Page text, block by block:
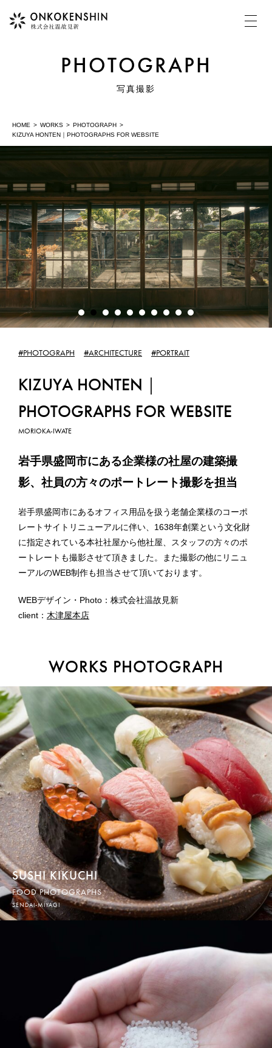
COMPANY
MOVIE
動画制作・映像制作
PHOTOGRAPH
写真撮影
WEB PRODUCTION
WEB制作
GRAPHIC DESIGN
SUBSCRIPTION
サブスクリプション
WORKS
制作実績
CONTACT
お問合せ／お見積りのご依頼
PHOTOGRAPH
写真撮影
HOME WORKS
PHOTOGRAPH
KIZUYA HONTEN｜PHOTOGRAPHS FOR WEBSITE
#PHOTOGRAPH #ARCHITECTURE #PORTRAIT
KIZUYA HONTEN｜
PHOTOGRAPHS FOR WEBSITE
MORIOKA-IWATE
岩手県盛岡市にある企業様の社屋の建築撮
影、社員の方々のポートレート撮影を担当
岩手県盛岡市にあるオフィス用品を扱う老舗企業様のコーポ
レートサイトリニューアルに伴い、1638年創業という文化財
に指定されている本社社屋から他社屋、スタッフの方々のポ
ートレートも撮影させて頂きました。また撮影の他にリニュ
ーアルのWEB制作も担当させて頂いております。
WEBデザイン・Photo：株式会社温故見新
client： 木津屋本店
WORKS PHOTOGRAPH
SUSHI KIKUCHI
FOOD PHOTOGRAPHS
SENDAI-MIYAGI